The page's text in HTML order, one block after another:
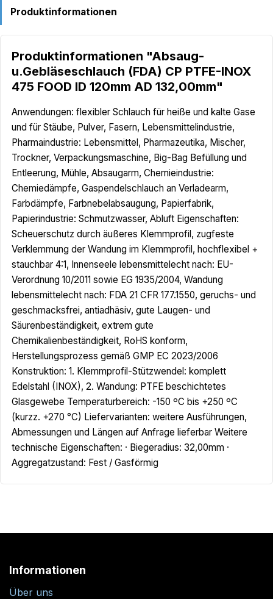
Produktinformationen
Produktinformationen "Absaug-
u.Gebläseschlauch (FDA) CP PTFE-INOX
475 FOOD ID 120mm AD 132,00mm"
Anwendungen: flexibler Schlauch für heiße und kalte Gase
und für Stäube, Pulver, Fasern, Lebensmittelindustrie,
Pharmaindustrie: Lebensmittel, Pharmazeutika, Mischer,
Trockner, Verpackungsmaschine, Big-Bag Befüllung und
Entleerung, Mühle, Absaugarm, Chemieindustrie:
Chemiedämpfe, Gaspendelschlauch an Verladearm,
Farbdämpfe, Farbnebelabsaugung, Papierfabrik,
Papierindustrie: Schmutzwasser, Abluft Eigenschaften:
Scheuerschutz durch äußeres Klemmprofil, zugfeste
Verklemmung der Wandung im Klemmprofil, hochflexibel +
stauchbar 4:1, Innenseele lebensmittelecht nach: EU-
Verordnung 10/2011 sowie EG 1935/2004, Wandung
lebensmittelecht nach: FDA 21 CFR 177.1550, geruchs- und
geschmacksfrei, antiadhäsiv, gute Laugen- und
Säurenbeständigkeit, extrem gute
Chemikalienbeständigkeit, RoHS konform,
Herstellungsprozess gemäß GMP EC 2023/2006
Konstruktion: 1. Klemmprofil-Stützwendel: komplett
Edelstahl (INOX), 2. Wandung: PTFE beschichtetes
Glasgewebe Temperaturbereich: -150 ºC bis +250 ºC
(kurzz. +270 °C) Liefervarianten: weitere Ausführungen,
Abmessungen und Längen auf Anfrage lieferbar Weitere
technische Eigenschaften: · Biegeradius: 32,00mm ·
Aggregatzustand: Fest / Gasförmig
Informationen
Über uns